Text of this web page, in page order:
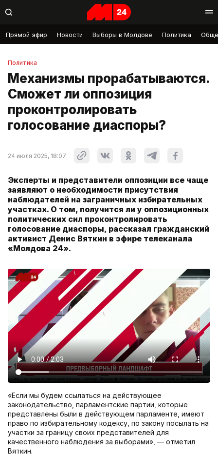
Прямой эфир Новости Выборы в Молдове Политика
Политика
Механизмы прорабатываются.
Сможет ли оппозиция
проконтролировать
голосование диаспоры?
24 июля 2025, 18:07
Эксперты и представители оппозиции все чаще
заявляют о необходимости присутствия
наблюдателей на заграничных избирательных
участках. О том, получится ли у оппозиционных
политических сил проконтролировать
голосование диаспоры, рассказал гражданский
активист Денис Вяткин в эфире телеканала
«Молдова 24».
«Если мы будем ссылаться на действующее
законодательство, парламентские партии, которые
представлены были в действующем парламенте, имеют
право по избирательному кодексу, по закону посылать на
участки за границу своих представителей для
качественного наблюдения за выборами», — отметил
Вяткин.